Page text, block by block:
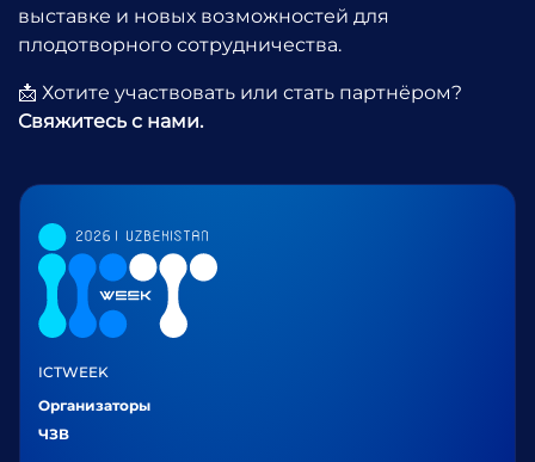
выставке и новых возможностей для
плодотворного сотрудничества.
📩 Хотите участвовать или стать партнёром?
Свяжитесь с нами.
ICTWEEK
Организаторы
ЧЗВ